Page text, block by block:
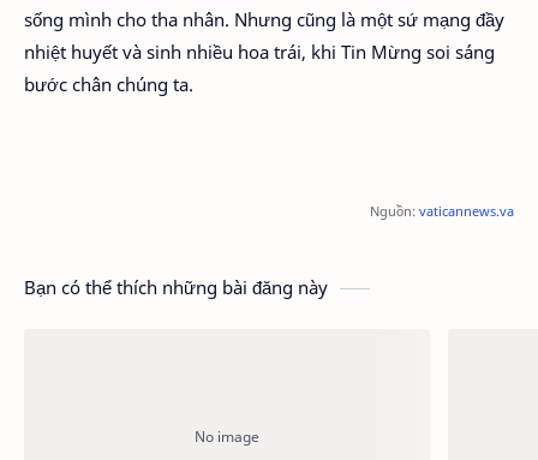
sống mình cho tha nhân. Nhưng cũng là một sứ mạng đầy
nhiệt huyết và sinh nhiều hoa trái, khi Tin Mừng soi sáng
bước chân chúng ta.
Nguồn: vaticannews.va
Bạn có thể thích những bài đăng này